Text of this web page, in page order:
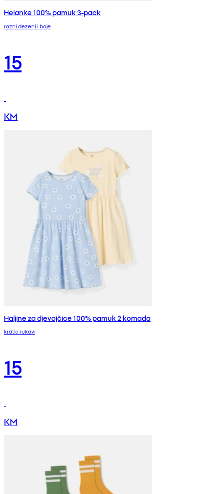
Helanke 100% pamuk 3-pack
razni dezeni i boje
15
KM
Haljine za djevojčice 100% pamuk 2 komada
kratki rukavi
15
KM